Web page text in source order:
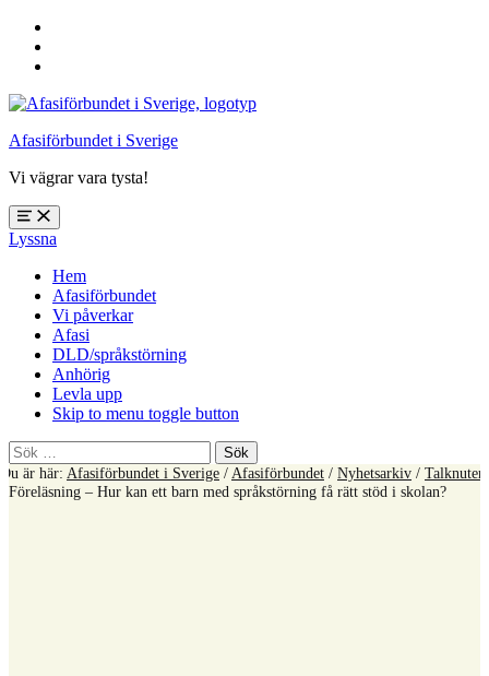
sidfoten
Afasiförbundet i Sverige
Vi vägrar vara tysta!
Öppna
meny:
%s
Lyssna
Hem
Afasiförbundet
Vi påverkar
Afasi
DLD/språkstörning
Anhörig
Levla upp
Skip to menu toggle button
Sök
efter:
Du är här: Afasiförbundet i Sverige /Afasiförbundet / Nyhetsarkiv / Talknuten
Föreläsning – Hur kan ett barn med språkstörning få rätt stöd i skolan?